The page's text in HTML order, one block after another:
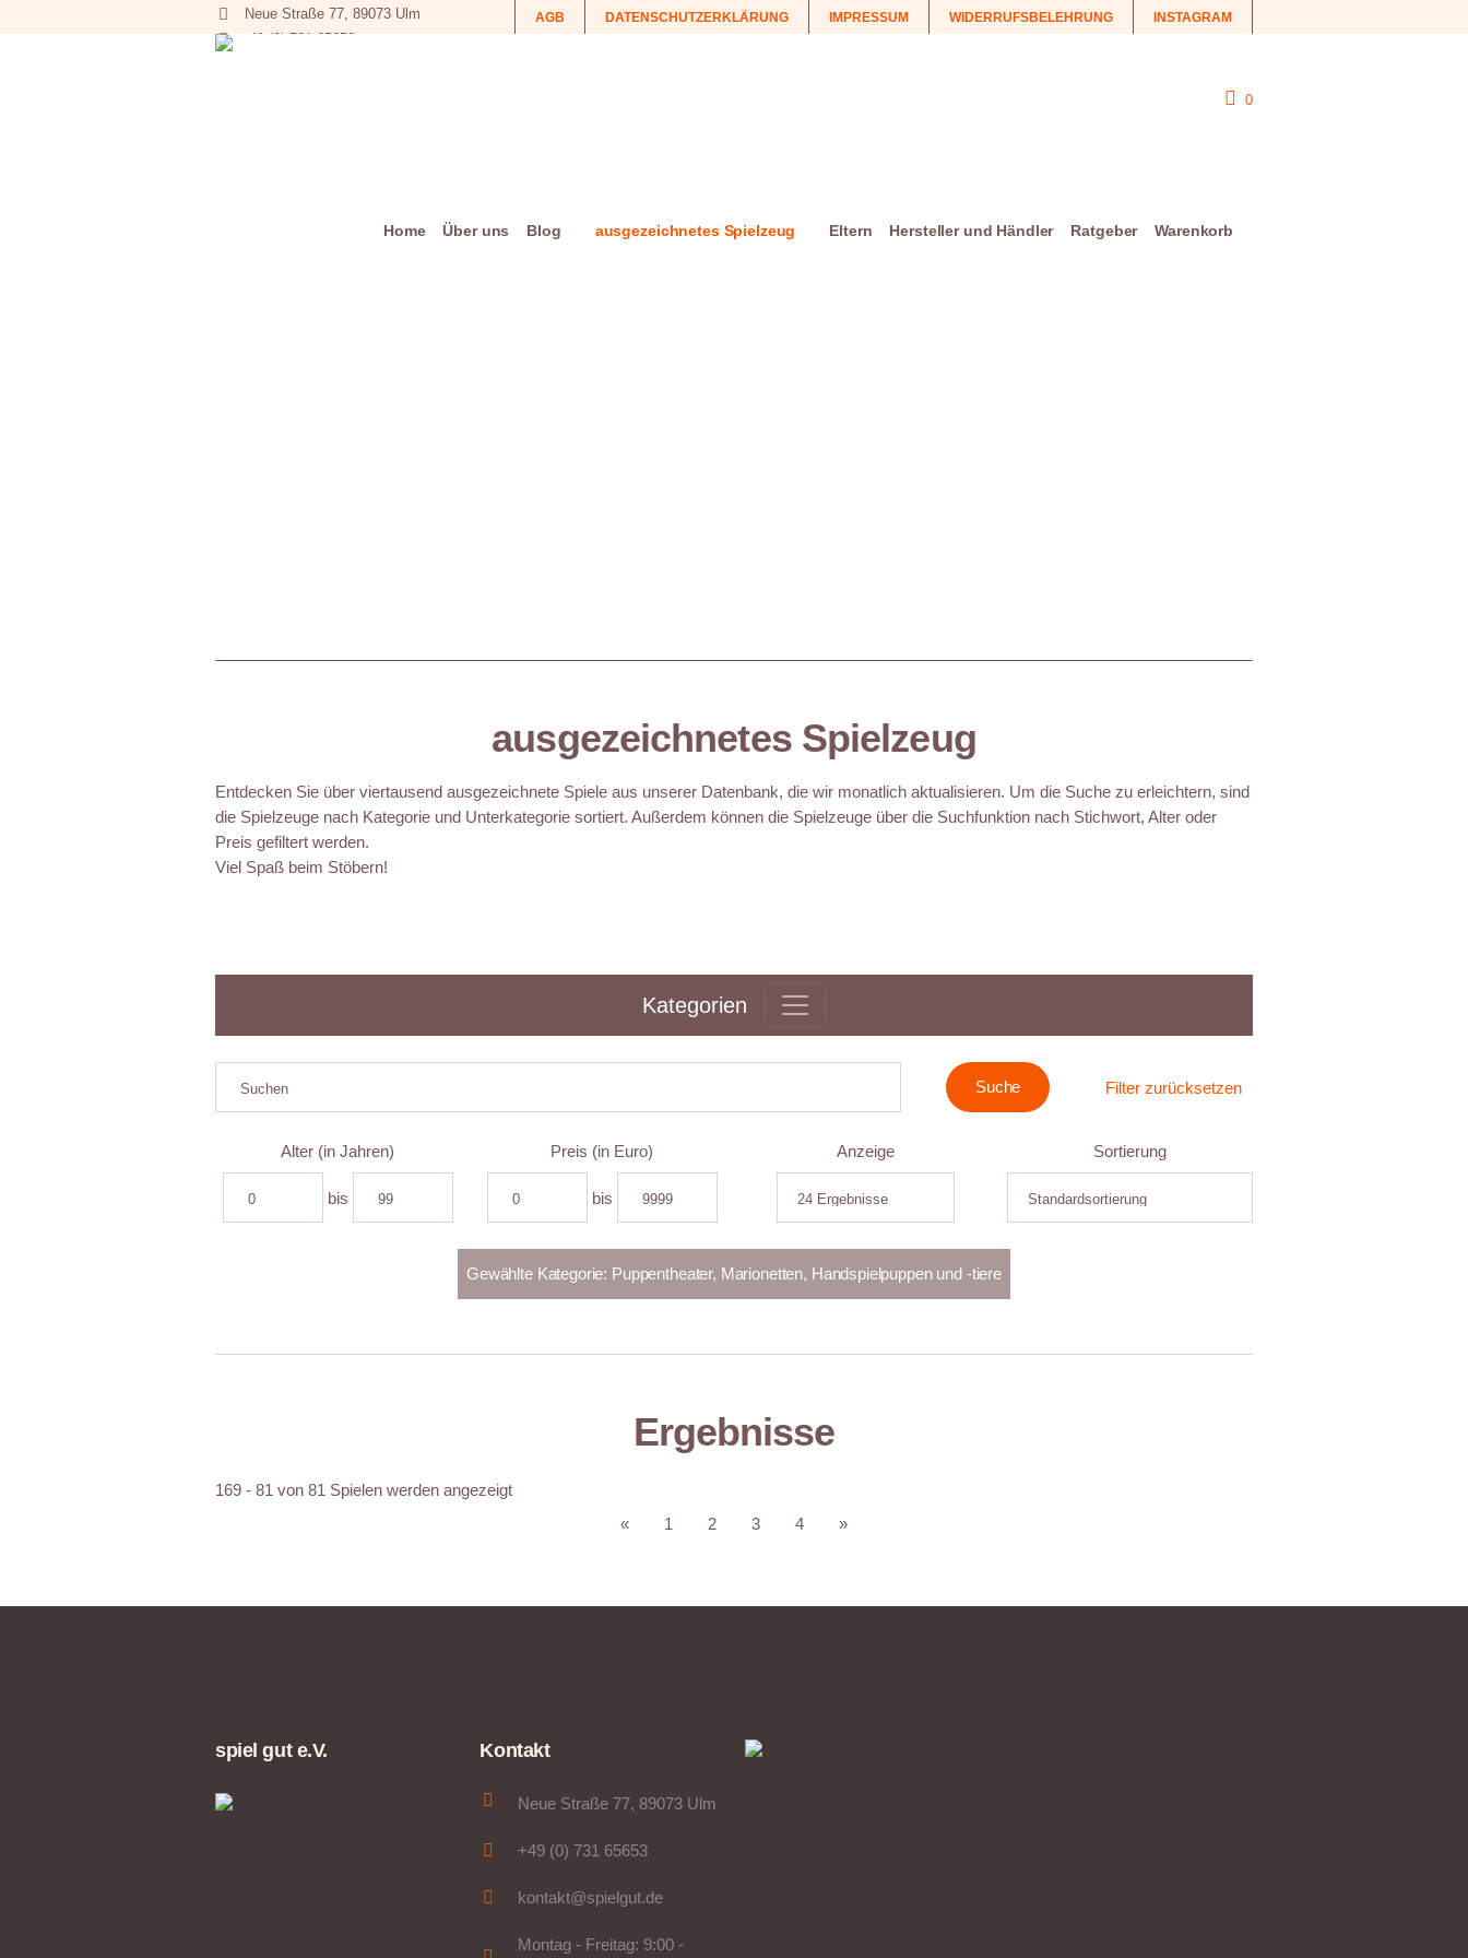
AGB DATENSCHUTZERKLÄRUNG IMPRESSUM WIDERRUFSBELEHRUNG INSTAGRAM
Neue Straße 77, 89073 Ulm
+49 (0) 731 65653
0
Home Über uns Blog ausgezeichnetes Spielzeug Eltern Hersteller und Händler Ratgeber Warenkorb
ausgezeichnetes Spielzeug
Entdecken Sie über viertausend ausgezeichnete Spiele aus unserer Datenbank, die wir monatlich aktualisieren. Um die Suche zu erleichtern, sind
die Spielzeuge nach Kategorie und Unterkategorie sortiert. Außerdem können die Spielzeuge über die Suchfunktion nach Stichwort, Alter oder
Preis gefiltert werden.
Viel Spaß beim Stöbern!
Kategorien
Filter zurücksetzen
Alter (in Jahren)
bis
Preis (in Euro)
bis
Anzeige Sortierung
Ergebnisse
169 - 81 von 81 Spielen werden angezeigt
«
1 2 3 4 »
spiel gut e.V. Kontakt
Neue Straße 77, 89073 Ulm
+49 (0) 731 65653
kontakt@spielgut.de
Montag - Freitag: 9:00 -